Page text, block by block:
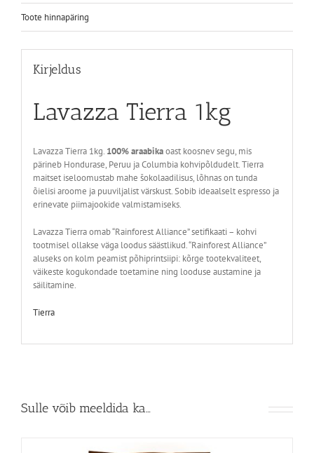
Toote hinnapäring
Kirjeldus
Lavazza Tierra 1kg
Lavazza Tierra 1kg. 100% araabikaoast koosnev segu, mis
pärineb Hondurase, Peruu ja Columbia kohvipõldudelt. Tierra
maitset iseloomustab mahe šokolaadilisus, lõhnas on tunda
õielisi aroome ja puuviljalist värskust. Sobib ideaalselt espresso ja
erinevate piimajookide valmistamiseks.
Lavazza Tierra omab “Rainforest Alliance” setifikaati – kohvi
tootmisel ollakse väga loodus säästlikud. “Rainforest Alliance”
aluseks on kolm peamist põhiprintsiipi: kõrge tootekvaliteet,
väikeste kogukondade toetamine ning looduse austamine ja
säilitamine.
Tierra
Sulle võib meeldida ka…